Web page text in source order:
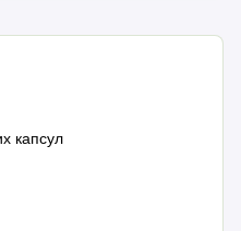
капсул